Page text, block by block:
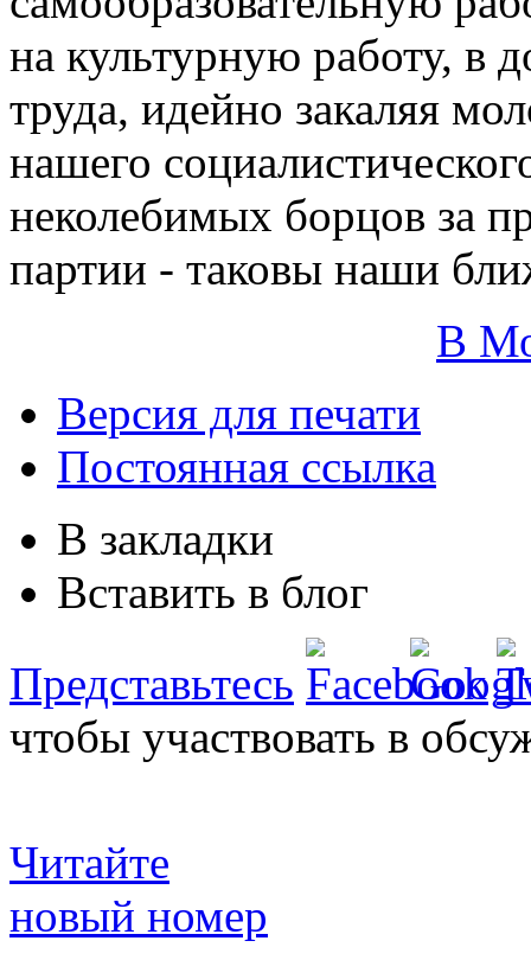
на культурную работу, в
труда, идейно закаляя
нашего
неколебимых борцов за
партии - таковы наши
В
Версия для печати
Постоянная ссылка
В закладки
Вставить в блог
Представьтесь
чтобы участвовать в
Читайте
новый номер